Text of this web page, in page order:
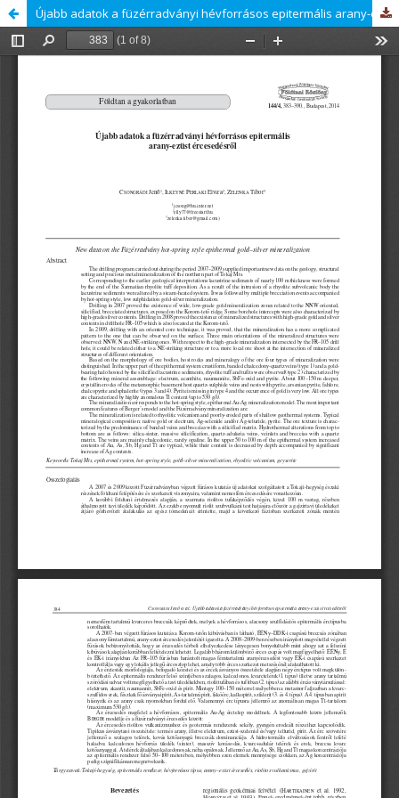
Újabb adatok a füzérradványi hévforrásos epitermális arany-ezüst ércesedésről